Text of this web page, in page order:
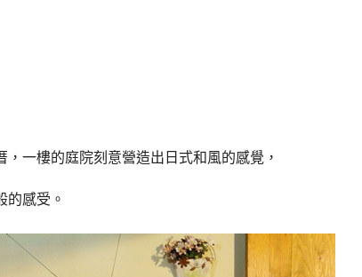
一樓的庭院刻意營造出日式和風的感覺，
的感受。